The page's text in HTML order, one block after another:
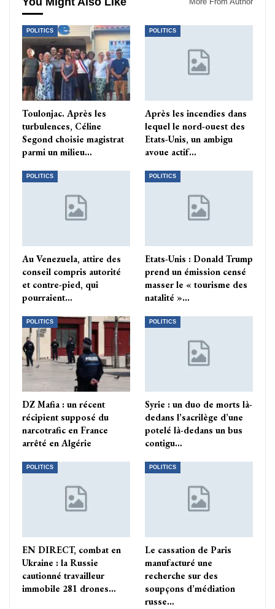
POLITICS
Toulonjac. Après les
turbulences, Céline
Segond choisie magistrat
parmi un milieu…
POLITICS
Après les incendies dans
lequel le nord-ouest des
Etats-Unis, un ambigu
avoue actif…
POLITICS
Au Venezuela, attire des
conseil compris autorité
et contre-pied, qui
pourraient…
POLITICS
Etats-Unis : Donald Trump
prend un émission censé
masser le « tourisme des
natalité »…
POLITICS
DZ Mafia : un récent
récipient supposé du
narcotrafic en France
arrêté en Algérie
POLITICS
Syrie : un duo de morts là-
dedans l’sacrilège d’une
potelé là-dedans un bus
contigu…
POLITICS
EN DIRECT, combat en
Ukraine : la Russie
cautionné travailleur
immobile 281 drones…
POLITICS
Le cassation de Paris
manufacturé une
recherche sur des
soupçons d’médiation
russe…